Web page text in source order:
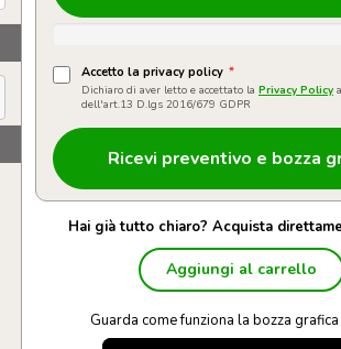
Accetto la privacy policy *
Dichiaro di aver letto e accettato la Privacy Policy
dell'art.13 D.lgs 2016/679 GDPR
Hai già tutto chiaro? Acquista
Aggiungi al carrello
Guarda come funziona la bozza